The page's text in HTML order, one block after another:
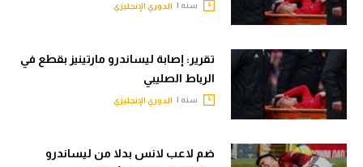
أقسام خاصة
Gamers
ميركاتو
سنه | الدوري الإنجليزي
تقرير: إصابة ليساندرو مارتينيز بقطع في
الرباط الصليبي
سنه | الدوري الإنجليزي
ضم لاعب لانس بدلا من ليساندرو